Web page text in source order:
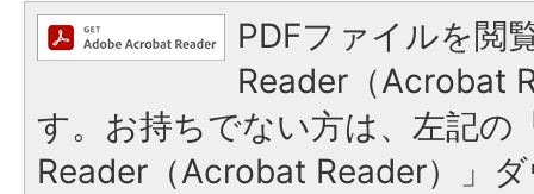
PDFファイルを閲
Reader（Acrobat
す。お持ちでない方は、左記の
Reader（Acrobat Reader）」